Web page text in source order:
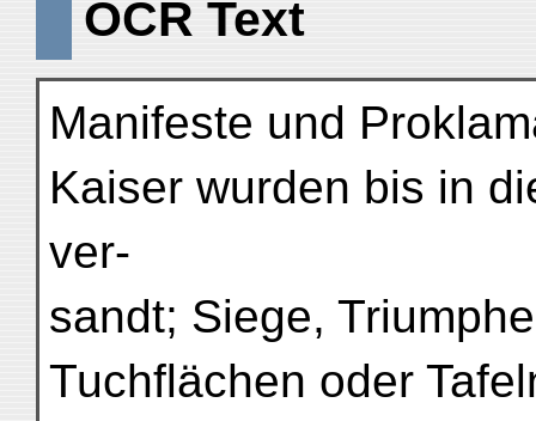
OCR Text
Manifeste und
Kaiser wurden bis in
ver-
sandt; Siege,
Tuchflächen oder